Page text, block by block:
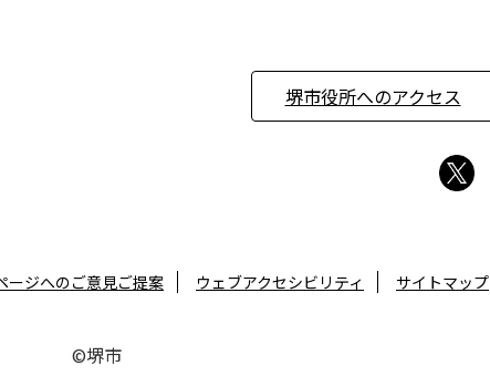
堺市役所へのアクセス
ージへのご意見ご提案 ウェブアクセシビリティ サイトマップ
©堺市